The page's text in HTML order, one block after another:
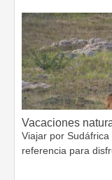
Vacaciones
Viajar por
referencia para